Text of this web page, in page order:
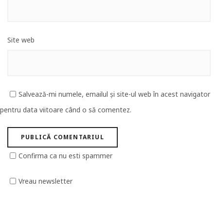
Site web
Salvează-mi numele, emailul și site-ul web în acest navigator
pentru data viitoare când o să comentez.
Confirma ca nu esti spammer
Vreau newsletter